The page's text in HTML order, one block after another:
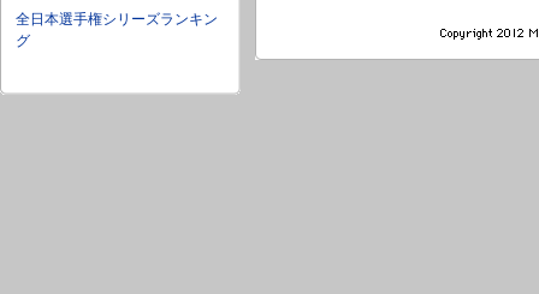
全日本選手権シリーズランキン
グ